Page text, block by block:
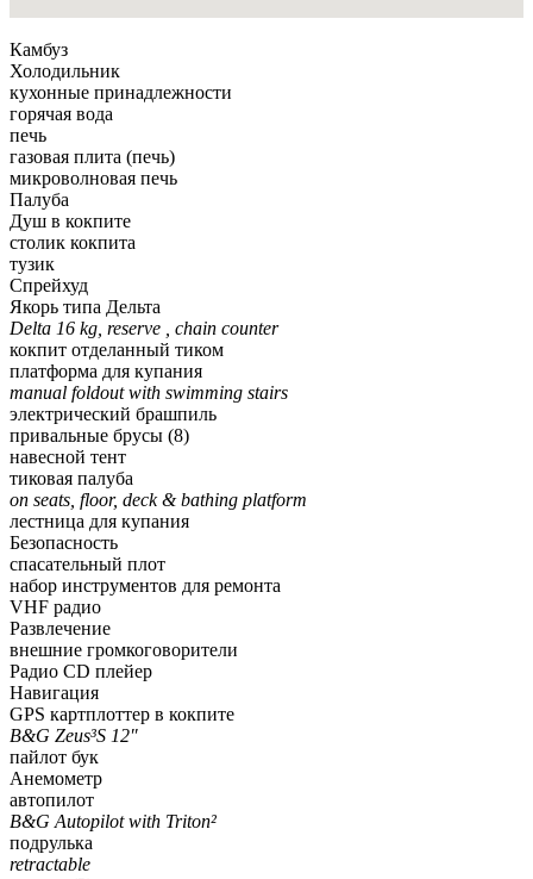
Камбуз
Холодильник
кухонные принадлежности
горячая вода
печь
газовая плита (печь)
микроволновая печь
Палуба
Душ в кокпите
столик кокпита
тузик
Спрейхуд
Якорь типа Дельта
Delta 16 kg, reserve , chain counter
кокпит отделанный тиком
платформа для купания
manual foldout with swimming stairs
электрический брашпиль
привальные брусы (8)
навесной тент
тиковая палуба
on seats, floor, deck & bathing platform
лестница для купания
Безопасность
спасательный плот
набор инструментов для ремонта
VHF радио
Развлечение
внешние громкоговорители
Радио CD плейер
Навигация
GPS картплоттер в кокпите
B&G Zeus³S 12″
пайлот бук
Анемометр
автопилот
B&G Autopilot with Triton²
подрулька
retractable